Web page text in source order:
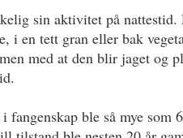
sin aktivitet på
i en tett gran eller bak
med at den blir jaget og
fangenskap ble så mye som